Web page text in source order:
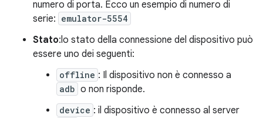
numero di porta. Ecco un esempio di numero di
serie: emulator-5554
Stato:lo stato della connessione del dispositivo può
essere uno dei seguenti:
offline : Il dispositivo non è connesso a
adb o non risponde.
device : il dispositivo è connesso al server